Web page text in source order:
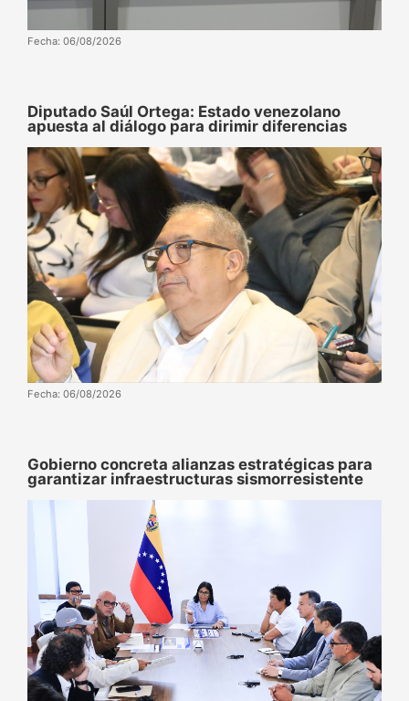
Fecha: 06/08/2026
Diputado Saúl Ortega: Estado venezolano
apuesta al diálogo para dirimir diferencias
Fecha: 06/08/2026
Gobierno concreta alianzas estratégicas para
garantizar infraestructuras sismorresistente